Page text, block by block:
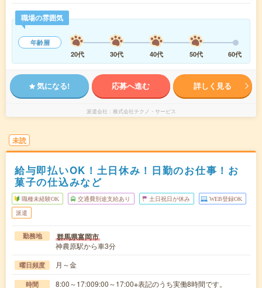
職場の雰囲気
年齢層
20代
30代 40代 50代 60代
気になる! 応募へ進む 詳しく見る
派遣会社 株式会社テクノ・サービス
未読
給与即払いOK！土日休み！日勤のお仕事！お
菓子の仕込みなど
職種未経験OK 交通費別途支給あり 土日祝日が休み WEB登録OK
派遣
勤務地 群馬県富岡市
神農原駅から車3分
曜日頻度 月～金
時間 8:00～17:009:00～17:00※表記のうち実働8時間です。